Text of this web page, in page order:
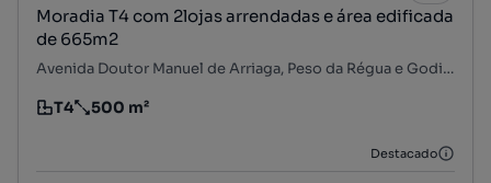
Moradia T4 com 2lojas arrendadas e área edificada
de 665m2
Avenida Doutor Manuel de Arriaga, Peso da Régua e Godim, Peso da Régua, Vila Real
Tipologia
T4
Preço por metro quadrado
500 m²
Destacado